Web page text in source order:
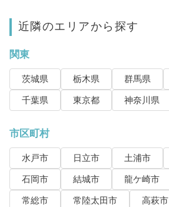
近隣のエリアから探す
関東
茨城県 栃木県 群馬県
千葉県
東京都 神奈川県
市区町村
水戸市 日立市 土浦市
石岡市
結城市 龍ケ崎市
常総市
常陸太田市 高萩市